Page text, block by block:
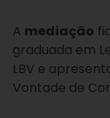
A mediação
graduada em
LBV e
Vontade de